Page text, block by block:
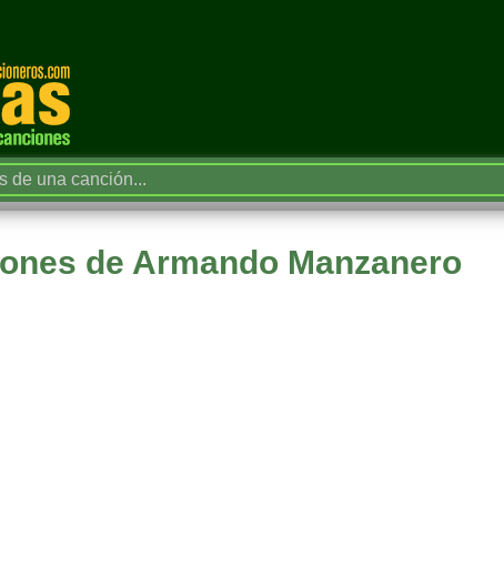
de Armando Manzanero